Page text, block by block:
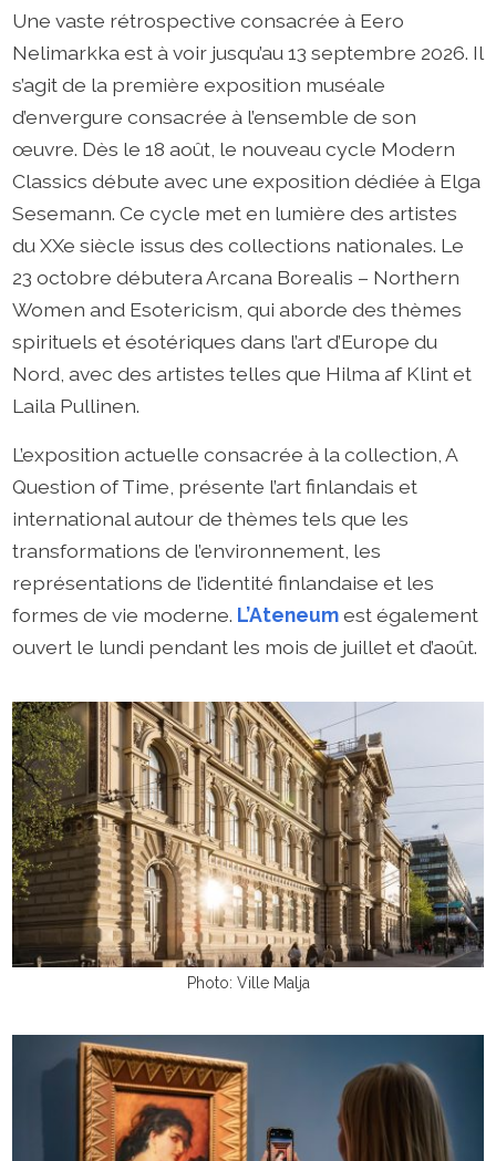
Une vaste rétrospective consacrée à Eero
Nelimarkka est à voir jusqu’au 13 septembre 2026. Il
s’agit de la première exposition muséale
d’envergure consacrée à l’ensemble de son
œuvre. Dès le 18 août, le nouveau cycle Modern
Classics débute avec une exposition dédiée à Elga
Sesemann. Ce cycle met en lumière des artistes
du XXe siècle issus des collections nationales. Le
23 octobre débutera Arcana Borealis – Northern
Women and Esotericism, qui aborde des thèmes
spirituels et ésotériques dans l’art d’Europe du
Nord, avec des artistes telles que Hilma af Klint et
Laila Pullinen.
L’exposition actuelle consacrée à la collection, A
Question of Time, présente l’art finlandais et
international autour de thèmes tels que les
transformations de l’environnement, les
représentations de l’identité finlandaise et les
formes de vie moderne. L’Ateneumest également
ouvert le lundi pendant les mois de juillet et d’août.
Photo: Ville Malja